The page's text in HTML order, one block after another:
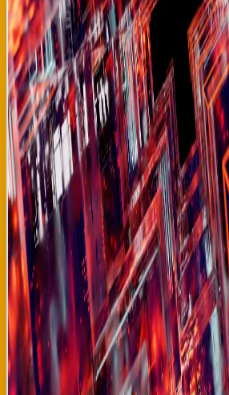
diagnóstica, liberando tiempo para que
comunicación con pacientes y
aproximación híbrida humano-máquina
estándar en medicina contemporánea. El
desarrollado por el Instituto de
Salud de Ginebra, colaborando con
universidades en México, Brasil, Sudáfrica
machine learning utiliza una
profunda entrenada específicamente
radiológicos de tuberculosis que son
humano. Las pruebas clínicas demuestran
mantiene su precisión superior del
radiografías de baja calidad tomadas con
condiciones subóptimas, exactamente
en clínicas de países en desarrollo. Esta
característica que diferencia este
previos de IA médica que fallaron al
de datos clínicos. La Organización
anunciado que este sistema formará
global "Tuberculosis Zero", objetivo de
antes de 2050. Para países
representa oportunidad única de
morbimortalidad tuberculosa sin
en infraestructura médica costosa.
humanos en Perú, Colombia y Ecuador